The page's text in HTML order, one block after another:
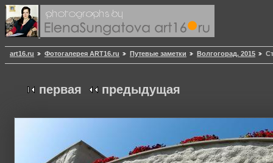
art16.ru Фотогалерея ART16.ru Путевые заметки Волгогорад. 2015
первая предыдущая